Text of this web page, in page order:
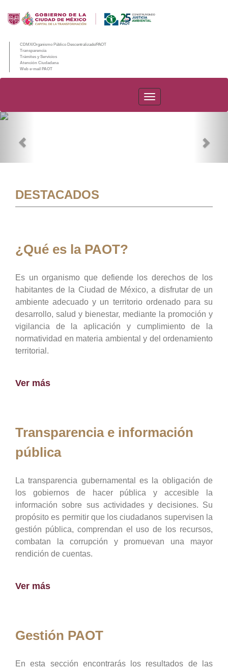
CDMX/Organismo Público Descentralizado/PAOT
Transparencia
Trámites y Servicios
Atención Ciudadana
Web e-mail PAOT
PAOT
DESTACADOS
¿Qué es la PAOT?
Es un organismo que defiende los derechos de los
habitantes de la Ciudad de México, a disfrutar de un
ambiente adecuado y un territorio ordenado para su
desarrollo, salud y bienestar, mediante la promoción y
vigilancia de la aplicación y cumplimiento de la
normatividad en materia ambiental y del ordenamiento
territorial.
Ver más
Transparencia e información
pública
La transparencia gubernamental es la obligación de
los gobiernos de hacer pública y accesible la
información sobre sus actividades y decisiones. Su
propósito es permitir que los ciudadanos supervisen la
gestión pública, comprendan el uso de los recursos,
combatan la corrupción y promuevan una mayor
rendición de cuentas.
Ver más
Gestión PAOT
En esta sección encontrarás los resultados de las